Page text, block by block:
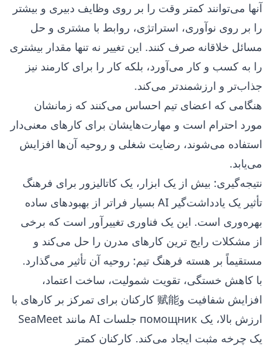
آنها می‌توانند کمتر وقت را بر روی وظایف دبیری و بیشتر
را بر روی نوآوری، استراتژی، روابط با مشتری و حل
مسائل خلاقانه صرف کنند. این تغییر نه تنها مقدار بیشتری
را به کسب و کار می‌آورد، بلکه کار را برای کارمند نیز
جذاب‌تر و ارزشمندتر می‌کند.
هنگامی که اعضای تیم احساس می‌کنند که زمانشان
مورد احترام است و مهارت‌هایشان برای کارهای معنی‌دار
استفاده می‌شوند، رضایت شغلی و روحیه آن‌ها افزایش
می‌یابد.
نتیجه‌گیری: بیش از یک ابزار، یک کاتالیزور برای فرهنگ
تأثیر یک یادداشت‌گیر AI بسیار فراتر از بهبودهای ساده
بهره‌وری است. این یک فناوری تغییرآور است که برخی
از مشکلات رایج ترین کارهای مدرن را حل می‌کند و
مستقیماً بر هسته فرهنگ تیم: روحیه آن تأثیر می‌گذارد.
با کاهش خستگی، تقویت شمولیت، ساخت اعتماد،
افزایش شفافیت و赋能 کارکنان برای تمرکز بر کارهای با
ارزش بالا، یک помощник جلسات AI مانند SeaMeet
یک چرخه مثبت ایجاد می‌کند. کارکنان کمتر